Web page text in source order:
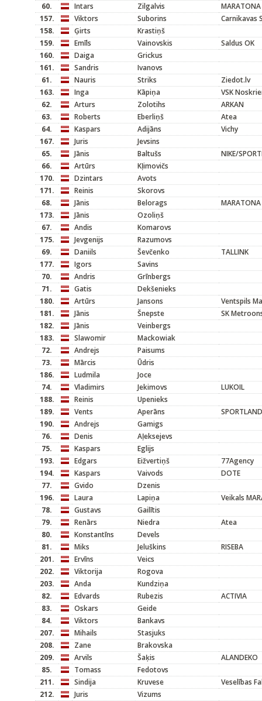
60. Intars Zilgalvis
MARATONA
157.
Viktors Suborins
Carnikavas
158.
Ģirts
Krastiņš
159.
Emīls Vainovskis
Saldus OK
160.
Daiga
Grickus
161.
Sandris
Ivanovs
61.
Nauris Striks
Ziedot.lv
163.
Inga Kāpiņa
VSK
62.
Arturs Zolotihs
ARKAN
63.
Roberts Eberliņš
Atea
64.
Kaspars Adijāns
Vichy
167.
Juris
Jevsins
65.
Jānis Baltušs
NIKE/
66.
Artūrs
Kļimovičs
170.
Dzintars
Avots
171.
Reinis
Skorovs
68.
Jānis Belorags
MARATONA
173.
Jānis
Ozoliņš
67.
Andis
Komarovs
175.
Jevgenijs
Razumovs
69.
Daniils Ševčenko
TALLINK
177.
Igors
Savins
70.
Andris
Grīnbergs
71.
Gatis
Dekšenieks
180.
Artūrs Jansons
Ventspils
181.
Jānis Šnepste
SK
182.
Jānis
Veinbergs
183.
Slawomir
Mackowiak
72.
Andrejs
Paisums
73.
Mārcis
Ūdris
186.
Ludmila
Joce
74.
Vladimirs Jekimovs
LUKOIL
188.
Reinis
Upenieks
189.
Vents Aperāns
SPORTLAND
190.
Andrejs
Gamigs
76.
Denis
Aļeksejevs
75.
Kaspars
Eglijs
193.
Edgars Eižvertiņš
77Agency
194.
Kaspars Vaivods
DOTE
77.
Gvido
Dzenis
196.
Laura Lapiņa
Veikals
78.
Gustavs
Gailītis
79.
Renārs Niedra
Atea
80.
Konstantīns
Devels
81.
Miks Jeluškins
RISEBA
201.
Ervīns
Veics
202.
Viktorija
Rogova
203.
Anda
Kundziņa
82.
Edvards Rubezis
ACTIVIA
83.
Oskars
Geide
84.
Viktors
Bankavs
207.
Mihails
Stasjuks
208.
Zane
Brakovska
209.
Arvils Šaķis
ALANDEKO
85.
Tomass
Fedotovs
211.
Sindija Kruvese
Veselības
212.
Juris
Vizums